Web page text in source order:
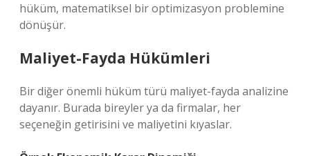
hüküm, matematiksel bir optimizasyon problemine
dönüşür.
Maliyet-Fayda Hükümleri
Bir diğer önemli hüküm türü maliyet-fayda analizine
dayanır. Burada bireyler ya da firmalar, her
seçeneğin getirisini ve maliyetini kıyaslar.